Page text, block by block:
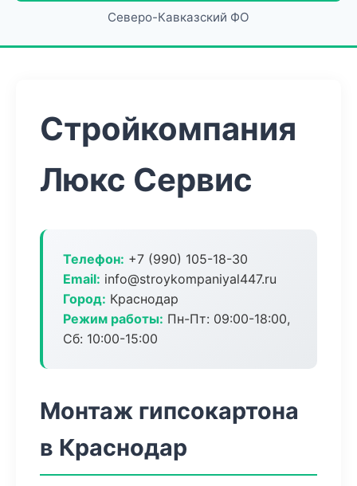
Северо-Кавказский ФО
Стройкомпания
Люкс Сервис
Телефон: +7 (990) 105-18-30
Email: info@stroykompaniyal447.ru
Город: Краснодар
Режим работы: Пн-Пт: 09:00-18:00,
Сб: 10:00-15:00
Монтаж гипсокартона
в Краснодар